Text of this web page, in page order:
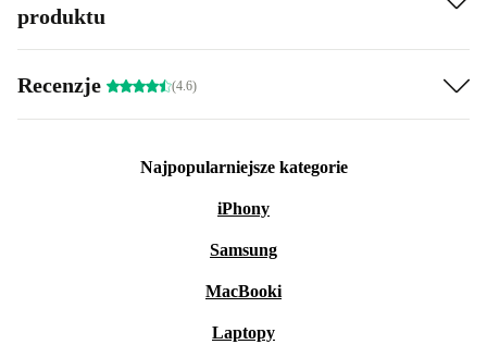
produktu
Recenzje (4.6)
Najpopularniejsze kategorie
iPhony
Samsung
MacBooki
Laptopy